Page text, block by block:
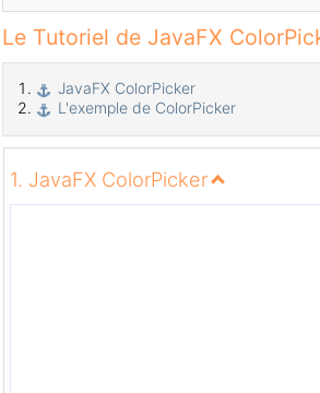
Le Tutoriel de JavaFX
JavaFX ColorPicker
L'exemple de ColorPicker
1. JavaFX ColorPicker